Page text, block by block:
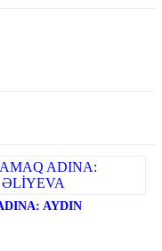
AYDIN